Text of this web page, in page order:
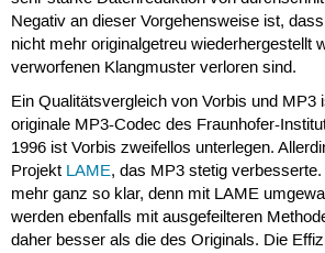
Negativ an dieser Vorgehensweise ist,
nicht mehr originalgetreu wiederhergestellt
verworfenen Klangmuster verloren sind.
Ein Qualitätsvergleich von Vorbis und MP3
originale MP3-Codec des Fraunhofer-
1996 ist Vorbis zweifellos unterlegen.
Projekt LAME, das MP3 stetig
mehr ganz so klar, denn mit LAME
werden ebenfalls mit ausgefeilteren
daher besser als die des Originals. Die